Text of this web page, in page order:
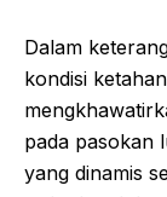
Dalam
kondisi
pada pasokan
yang dinamis